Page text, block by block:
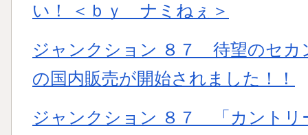
い！ ＜ｂｙ ナミねぇ＞
ジャンクション ８７ 待望のセカ
の国内販売が開始されました！！
ジャンクション ８７ 「カント